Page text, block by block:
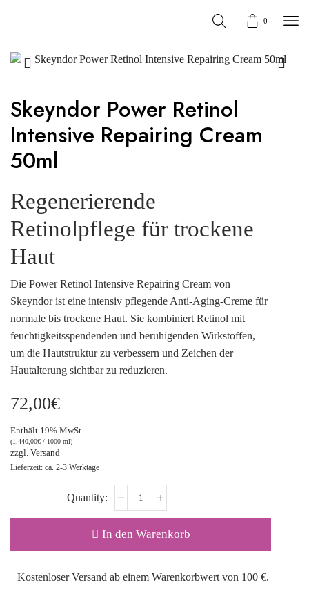
0
Skeyndor Power Retinol
Intensive Repairing Cream
50ml
Regenerierende
Retinolpflege für trockene
Haut
Die Power Retinol Intensive Repairing Cream von
Skeyndor ist eine intensiv pflegende Anti-Aging-Creme für
normale bis trockene Haut. Sie kombiniert Retinol mit
feuchtigkeitsspendenden und beruhigenden Wirkstoffen,
um die Hautstruktur zu verbessern und Zeichen der
Hautalterung sichtbar zu reduzieren.
72,00€
Enthält 19% MwSt.
(1.440,00€ / 1000 ml)
zzgl. Versand
Lieferzeit: ca. 2-3 Werktage
In den Warenkorb
Kostenloser Versand ab einem Warenkorbwert von 100 €.